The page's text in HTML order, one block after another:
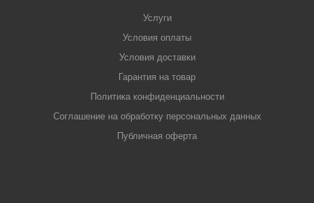
Услуги
Условия оплаты
Условия доставки
Гарантия на товар
Политика конфиденциальности
Соглашение на обработку персональных данных
Публичная оферта